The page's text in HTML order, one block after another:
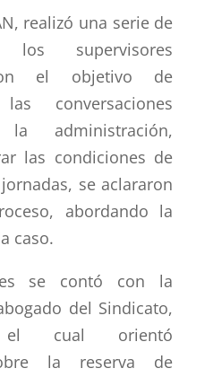
realizó una serie de
los supervisores
el objetivo de
conversaciones
administración,
las condiciones de
se aclararon
abordando la
caso.
se contó con la
del Sindicato,
el cual orientó
la reserva de